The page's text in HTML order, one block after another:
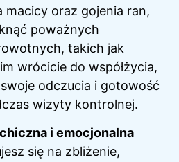
macicy oraz gojenia ran,
poważnych
takich jak
wrócicie do współżycia,
odczucia i gotowość
wizyty kontrolnej.
i emocjonalna
się na zbliżenie,